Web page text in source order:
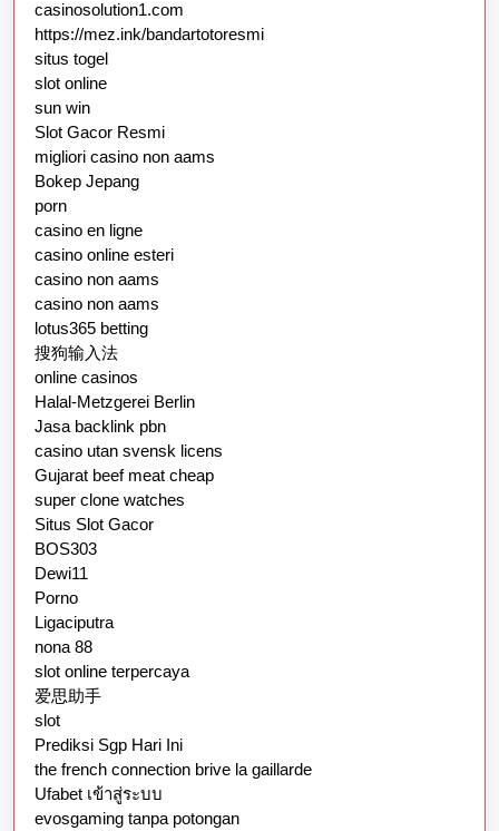
casinosolution1.com
https://mez.ink/bandartotoresmi
situs togel
slot online
sun win
Slot Gacor Resmi
migliori casino non aams
Bokep Jepang
porn
casino en ligne
casino online esteri
casino non aams
casino non aams
lotus365 betting
搜狗输入法
online casinos
Halal-Metzgerei Berlin
Jasa backlink pbn
casino utan svensk licens
Gujarat beef meat cheap
super clone watches
Situs Slot Gacor
BOS303
Dewi11
Porno
Ligaciputra
nona 88
slot online terpercaya
爱思助手
slot
Prediksi Sgp Hari Ini
the french connection brive la gaillarde
Ufabet เข้าสู่ระบบ
evosgaming tanpa potongan